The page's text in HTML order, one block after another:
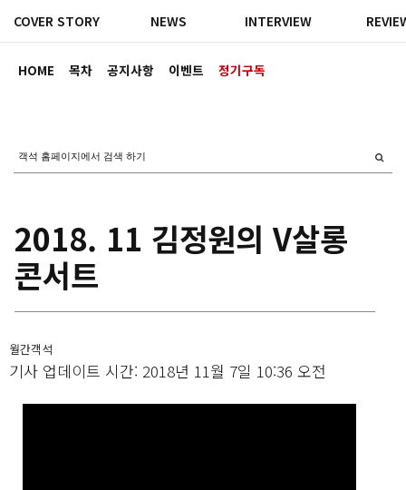
HOME 목차 공지사항 이벤트 정기구독
COVER STORY NEWS INTERVIEW
2018. 11 김정원의 V살롱
콘서트
월간객석
기사 업데이트 시간: 2018년 11월 7일 10:36 오전